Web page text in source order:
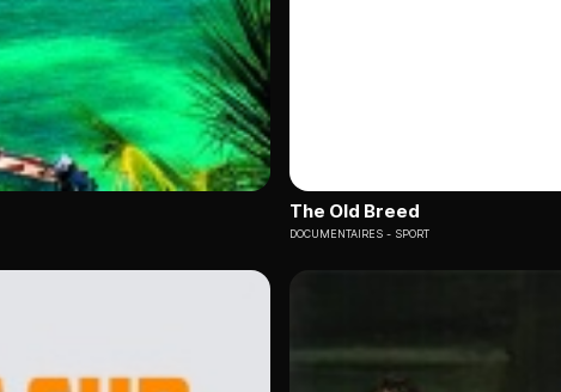
The Old Breed
DOCUMENTAIRES SPORT